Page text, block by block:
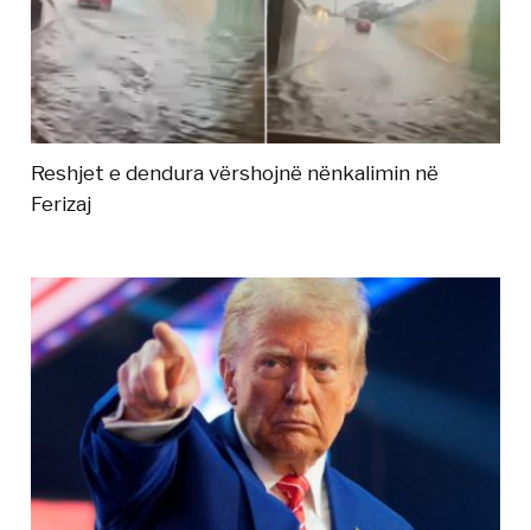
Reshjet e dendura vërshojnë nënkalimin në
Ferizaj